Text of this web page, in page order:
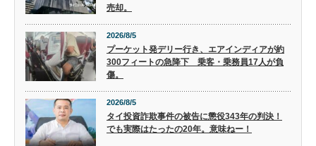
売却。
2026/8/5
プーケット発デリー行き、エアインディアが約
300フィートの急降下 乗客・乗務員17人が負
傷。
2026/8/5
タイ投資詐欺事件の被告に懲役343年の判決！
でも実際はたったの20年。意味ねー！